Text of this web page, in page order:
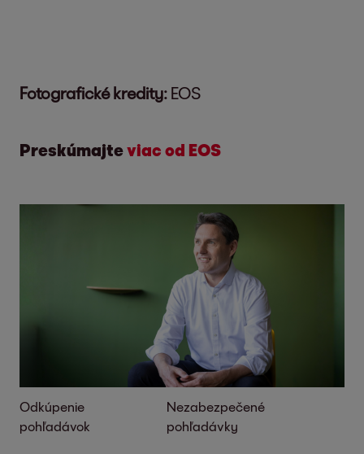
Fotografické kredity: EOS
Preskúmajteviac od EOS
Odkúpenie
pohľadávok
Nezabezpečené
pohľadávky